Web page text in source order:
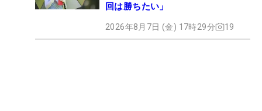
回は勝ちたい」
2026年8月7日 (金) 17時29分 19